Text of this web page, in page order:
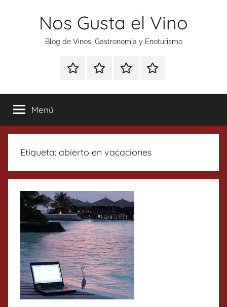
Nos Gusta el Vino
Blog de Vinos, Gastronomía y Enoturismo
Especial
Tonics
Enoturismo
Gastronomía
RankingContacto
Menú
Etiqueta: abierto en vacaciones